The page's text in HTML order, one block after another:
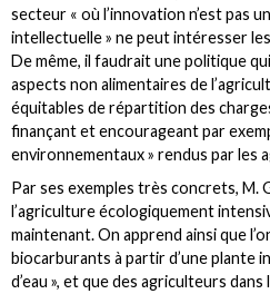
secteur « où l’innovation n’est pas
intellectuelle » ne peut intéresser
De même, il faudrait une politique
aspects non alimentaires de
équitables de répartition des
finançant et encourageant par
environnementaux » rendus par les
Par ses exemples très concrets,
l’agriculture écologiquement
maintenant. On apprend ainsi que
biocarburants à partir d’une plante
d’eau », et que des agriculteurs